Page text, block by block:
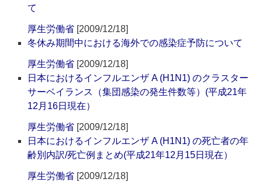
て
厚生労働省 [2009/12/18]
冬休み期間中における海外での感染症予防について
厚生労働省 [2009/12/18]
日本におけるインフルエンザ A (H1N1) のクラスター
サーベイランス（集団感染の発生件数等）(平成21年
12月16日現在）
厚生労働省 [2009/12/18]
日本におけるインフルエンザ A (H1N1) の死亡者の年
齢別内訳/死亡例まとめ(平成21年12月15日現在）
厚生労働省 [2009/12/18]